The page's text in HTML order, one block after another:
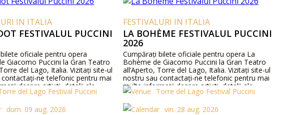
IN ITALIA
FESTIVALUL PUCCINI
oficiale pentru opera
Giacomo Puccini la Gran Teatro
del Lago, Italia. Vizitați site-ul
ne telefonic pentru mai
despre artiști, detalii ale
și prețurile biletelor.
del Lago Festival Puccini
dum. 09 aug. 2026
FESTIVALURI IN ITALIA
LA BOHÈME FESTIVALUL PUCCINI
2026
Cumpărați bilete oficiale pentru opera La
Bohème de Giacomo Puccini la Gran Teatro
all’Aperto, Torre del Lago, Italia. Vizitați site-ul
nostru sau contactați-ne telefonic pentru mai
multe informații despre artiști, detalii ale
programului și prețurile biletelor.
Torre del Lago Festival Puccini
vin. 28 aug. 2026